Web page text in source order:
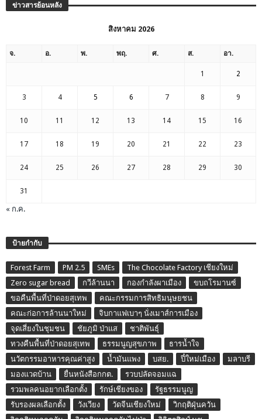
ข่าวสารย้อนหลัง
สิงหาคม 2026
จ. อ. พ. พฤ. ศ. ส. อา.
1 2
3 4 5 6 7 8 9
10 11 12 13 14 15 16
17 18 19 20 21 22 23
24 25 26 27 28 29 30
31
« ก.ค.
ป้ายกำกับ
Forest Farm PM 2.5 SMEs
The Chocolate Factory เชียงใหม่
Zero sugar bread
กวีล้านนา กองกำลังผาเมือง
ขบถโรมานซ์
ขอคืนพื้นที่ป่าดอยสุเทพ
คณะกรรมการสิทธิมนุษยชน
คณะก่อการล้านนาใหม่
จิบกาแฟเบาๆ นั่งเมาส์การเมือง
จุดเสี่ยงในชุมชน
ชัยภูมิ ป่าแส
ชาติพันธุ์
ทวงคืนพื้นที่ป่าดอยสุเทพ
ธรรมนูญสุขภาพ
ธารน้ำใจ
นวัตกรรมอาหารคุณค่าสูง
น้ำมันแพง บสย. ปี๋ใหม่เมือง
มลาบรี
มองแวดบ้าน
ยื่นหนังสือกกต.
รวบปลัดจอมแฉ
รวมพลคนอยากเลือกตั้ง
รักษ์เชียงของ
รัฐธรรมนูญ
รับรองผลเลือกตั้ง
วังเวียง วัดจีนเชียงใหม่
วิกฤติฝุ่นควัน